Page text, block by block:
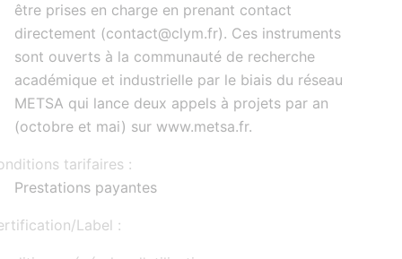
être prises en charge en prenant contact
directement (contact@clym.fr). Ces instruments
sont ouverts à la communauté de recherche
académique et industrielle par le biais du réseau
METSA qui lance deux appels à projets par an
(octobre et mai) sur www.metsa.fr.
tarifaires :
Prestations payantes
Label :